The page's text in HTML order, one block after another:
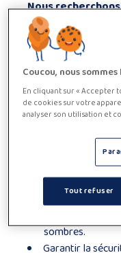
Nous
rejoindre une
performante.
Description
Vos missions en
Manipuler les
environnement
prime de
Effectuer entre
pour charger et
efficacement.
Suivre les
sombres.
Garantir la
Coucou, nous
En cliquant sur « Accepter
de cookies sur votre
analyser son utilisation et
Tout refuser